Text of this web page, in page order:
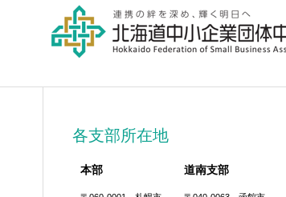
各支部所在地
本部 道南支部